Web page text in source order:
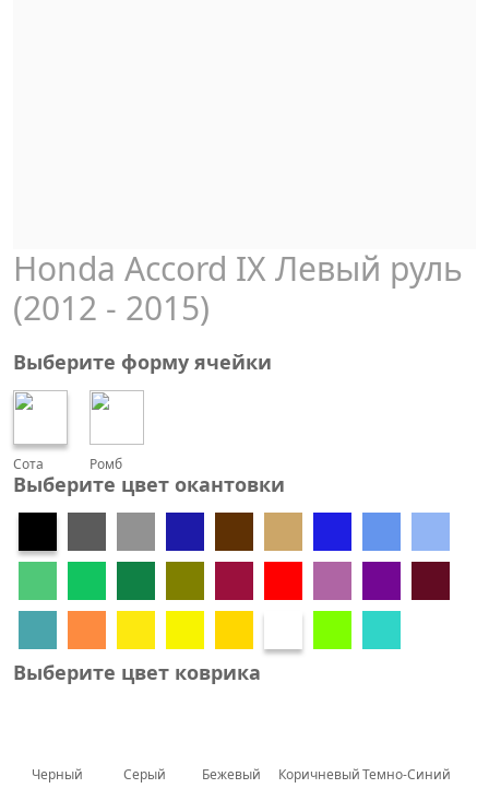
Honda Accord IX Левый руль
(2012 - 2015)
Выберите форму ячейки
Сота Ромб
Выберите цвет окантовки
Выберите цвет коврика
Черный Серый Бежевый КоричневыйТемно-Синий